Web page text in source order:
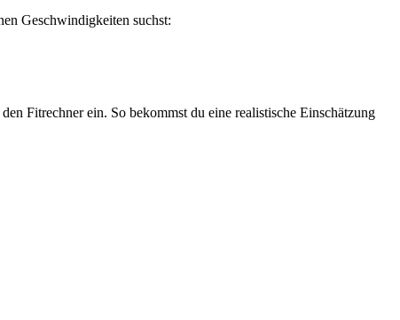
Geschwindigkeiten suchst:
Fitrechner ein. So bekommst du eine realistische Einschätzung